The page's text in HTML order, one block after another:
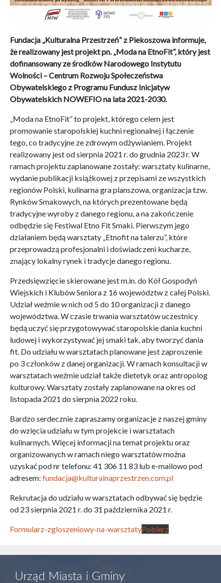
Fundacja „Kulturalna Przestrzeń” z Piekoszowa informuje,
że realizowany jest projekt pn. „Moda na EtnoFit”, który jest
dofinansowany ze środków Narodowego Instytutu
Wolności – Centrum Rozwoju Społeczeństwa
Obywatelskiego z Programu Fundusz Inicjatyw
Obywatelskich NOWEFIO na lata 2021-2030.
„Moda na EtnoFit” to projekt, którego celem jest
promowanie staropolskiej kuchni regionalnej i łączenie
tego, co tradycyjne ze zdrowym odżywianiem. Projekt
realizowany jest od sierpnia 2021 r. do grudnia 2023 r. W
ramach projektu zaplanowane zostały: warsztaty kulinarne,
wydanie publikacji książkowej z przepisami ze wszystkich
regionów Polski, kulinarna gra planszowa, organizacja tzw.
Rynków Smakowych, na których prezentowane będą
tradycyjne wyroby z danego regionu, a na zakończenie
odbędzie się Festiwal Etno Fit Smaki. Pierwszym jego
działaniem będą warsztaty „Etnofit na talerzu”, które
przeprowadzą profesjonalni i doświadczeni kucharze,
znający lokalny rynek i tradycje danego regionu.
Przedsięwzięcie skierowane jest m.in. do Kół Gospodyń
Wiejskich i Klubów Seniora z 16 województw z całej Polski.
Udział weźmie w nich od 5 do 10 organizacji z danego
województwa. W czasie trwania warsztatów uczestnicy
będą uczyć się przygotowywać staropolskie dania kuchni
ludowej i wykorzystywać jej smaki tak, aby tworzyć dania
fit. Do udziału w warsztatach planowane jest zaproszenie
po 3 członków z danej organizacji. W ramach konsultacji w
warsztatach weźmie udział także dietetyk oraz antropolog
kulturowy. Warsztaty zostały zaplanowane na okres od
listopada 2021 do sierpnia 2022 roku.
Bardzo serdecznie zapraszamy organizacje z naszej gminy
do wzięcia udziału w tym projekcie i warsztatach
kulinarnych. Więcej informacji na temat projektu oraz
organizowanych w ramach niego warsztatów można
uzyskać pod nr telefonu: 41 306 11 83 lub e-mailowo pod
adresem: fundacja@kulturalnaprzestrzen.com.pl
Rekrutacja do udziału w warsztatach odbywać się będzie
od 23 sierpnia 2021 r. do 31 października 2021 r.
Formularz-zgloszeniowy-na-warsztatyPobierz
Urząd Miasta i Gminy